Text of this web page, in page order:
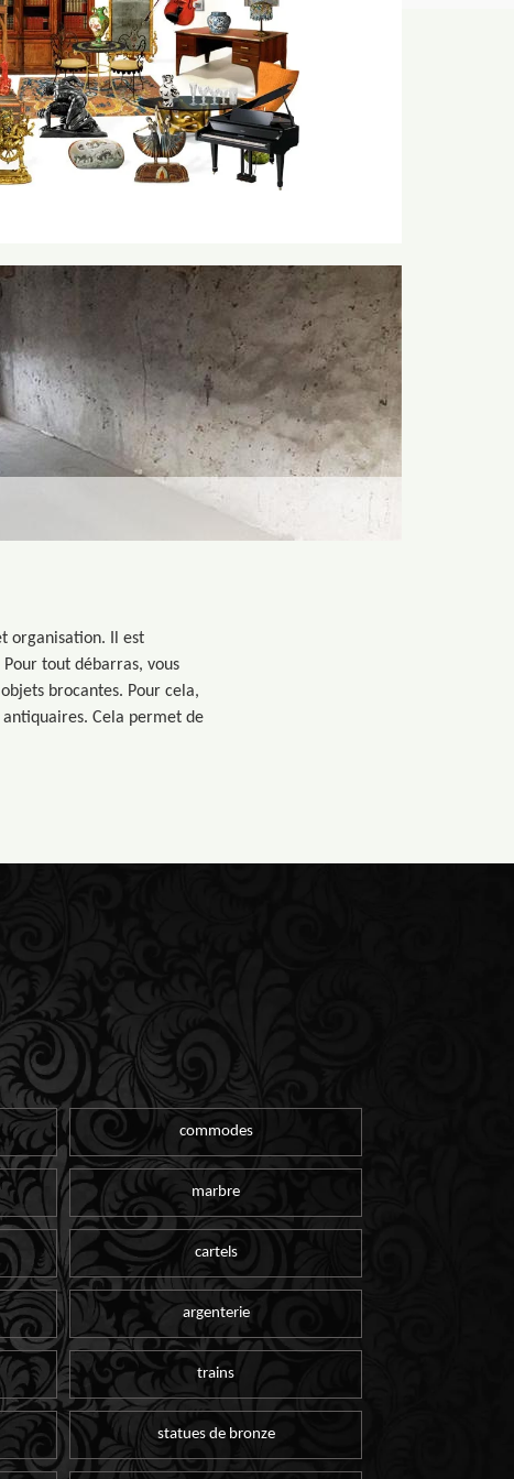
organisation. Il est
tout débarras, vous
brocantes. Pour cela,
Cela permet de
commodes
marbre
cartels
argenterie
trains
statues de bronze